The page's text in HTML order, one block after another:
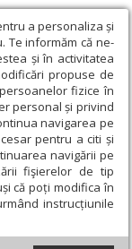
a personaliza și
Te informăm că ne-
și în activitatea
propuse de
fizice în
personal și privind
navigarea pe
pentru a citi și
navigării pe
fişierelor de tip
că poți modifica în
instrucțiunile
Hramul Sfinţilor
şi